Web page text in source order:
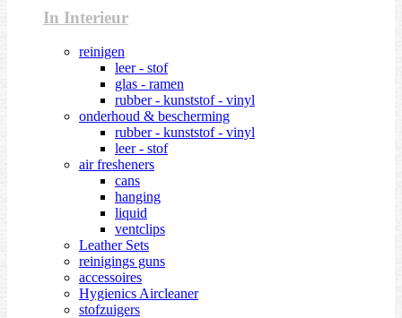
In Interieur
reinigen
leer - stof
glas - ramen
rubber - kunststof - vinyl
onderhoud & bescherming
rubber - kunststof - vinyl
leer - stof
air fresheners
cans
hanging
liquid
ventclips
Leather Sets
reinigings guns
accessoires
Hygienics Aircleaner
stofzuigers